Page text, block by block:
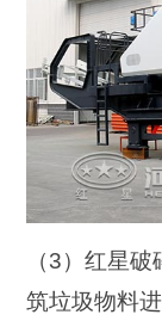
（3）红星
筑垃圾物料